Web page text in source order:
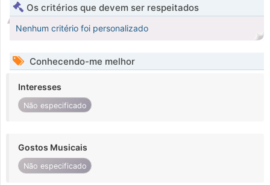
Os critérios que devem ser respeitados
Nenhum critério foi personalizado
Conhecendo-me melhor
Interesses
Não especificado
Gostos Musicais
Não especificado